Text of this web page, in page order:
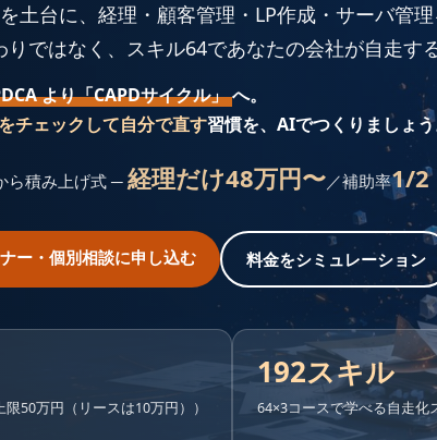
土台に、経理・顧客管理・LP作成・サーバ管理
ではなく、スキル64であなたの会社が自走する
より「CAPDサイクル」へ。
チェックして自分で直す習慣を、AIでつくりましょう
ら積み上げ式 ─ 経理だけ48万円〜／補助率1/2
ー・個別相談に申し込む 料金をシミュレーション
50万円（リースは10万円））
192スキル
64×3コースで学べる自走化